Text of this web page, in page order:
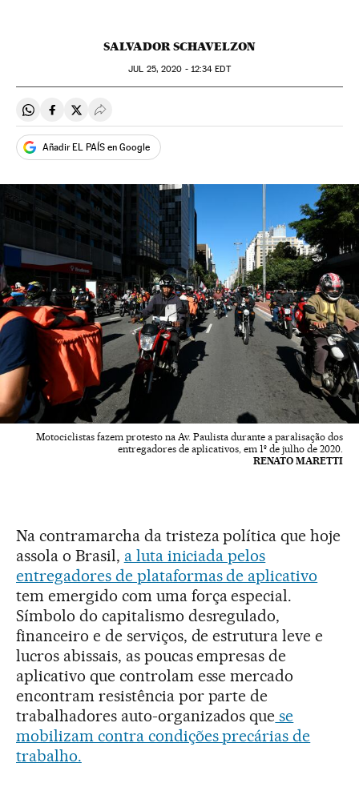
SALVADOR SCHAVELZON
JUL 25, 2020 - 12:34 EDT
Compartir en Whatsapp
Compartir en Facebook
Compartir en Twitter
Desplegar Redes Sociales
Añadir EL PAÍS en Google
Motociclistas fazem protesto na Av. Paulista durante a paralisação dos
entregadores de aplicativos, em 1º de julho de 2020.
RENATO MARETTI
Na contramarcha da tristeza política que hoje
assola o Brasil, a luta iniciada pelos
entregadores de plataformas de aplicativo
tem emergido com uma força especial.
Símbolo do capitalismo desregulado,
financeiro e de serviços, de estrutura leve e
lucros abissais, as poucas empresas de
aplicativo que controlam esse mercado
encontram resistência por parte de
trabalhadores auto-organizados que se
mobilizam contra condições precárias de
trabalho.